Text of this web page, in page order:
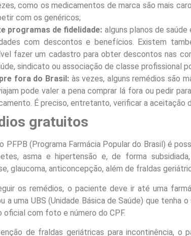
como os medicamentos de marca são mais
com os genéricos;
programas de fidelidade: alguns planos de
com descontos e benefícios. Existem
fazer um cadastro para obter descontos nas
sindicato ou associação de classe profissional
fora do Brasil: às vezes, alguns remédios são
pode valer a pena comprar lá fora ou pedir
É preciso, entretanto, verificar a aceitação
gratuitos
PFPB (Programa Farmácia Popular do Brasil) é
asma e hipertensão e, de forma
glaucoma, anticoncepção, além de fraldas
os remédios, o paciente deve ir até uma
a uma UBS (Unidade Básica de Saúde) que tenha
oficial com foto e número do CPF.
de fraldas geriátricas para incontinência, o